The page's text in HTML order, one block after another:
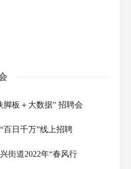
脚板＋大数据” 招聘会
百日千万”线上招聘
街道2022年“春风行